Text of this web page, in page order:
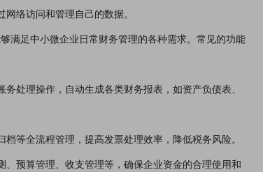
络访问和管理自己的数据。
满足中小微企业日常财务管理的各种需求。常见的功能
务处理操作，自动生成各类财务报表，如资产负债表、
档等全流程管理，提高发票处理效率，降低税务风险。
、预算管理、收支管理等，确保企业资金的合理使用和